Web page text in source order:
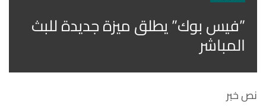
”فيس بوك” يطلق ميزة جديدة للبث
المباشر
نص خبر